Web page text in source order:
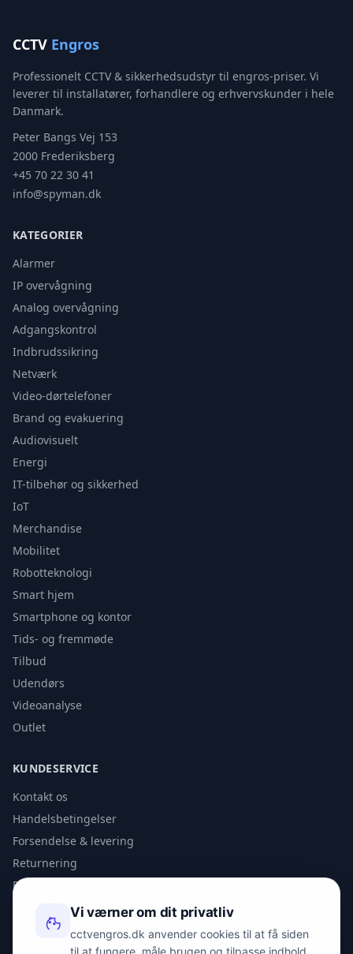
CCTV Engros
Professionelt CCTV & sikkerhedsudstyr til engros-priser. Vi
leverer til installatører, forhandlere og erhvervskunder i hele
Danmark.
Peter Bangs Vej 153
2000 Frederiksberg
+45 70 22 30 41
info@spyman.dk
KATEGORIER
Alarmer
IP overvågning
Analog overvågning
Adgangskontrol
Indbrudssikring
Netværk
Video-dørtelefoner
Brand og evakuering
Audiovisuelt
Energi
IT-tilbehør og sikkerhed
IoT
Merchandise
Mobilitet
Robotteknologi
Smart hjem
Smartphone og kontor
Tids- og fremmøde
Tilbud
Udendørs
Videoanalyse
Outlet
KUNDESERVICE
Kontakt os
Handelsbetingelser
Forsendelse & levering
Returnering
Privatlivspolitik
KONTAKT
Vi værner om dit privatliv
cctvengros.dk anvender cookies til at få siden
til at fungere, måle brugen og tilpasse indhold.